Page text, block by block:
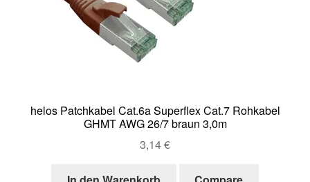
helos Patchkabel Cat.6a Superflex Cat.7 Rohkabel
GHMT AWG 26/7 braun 3,0m
3,14€